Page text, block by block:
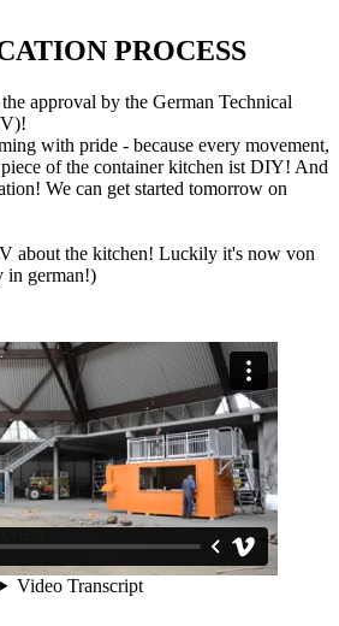
PROCESS
approval by the German Technical
with pride - because every movement,
of the container kitchen ist DIY! And
We can get started tomorrow on
about the kitchen! Luckily it's now von
in german!)